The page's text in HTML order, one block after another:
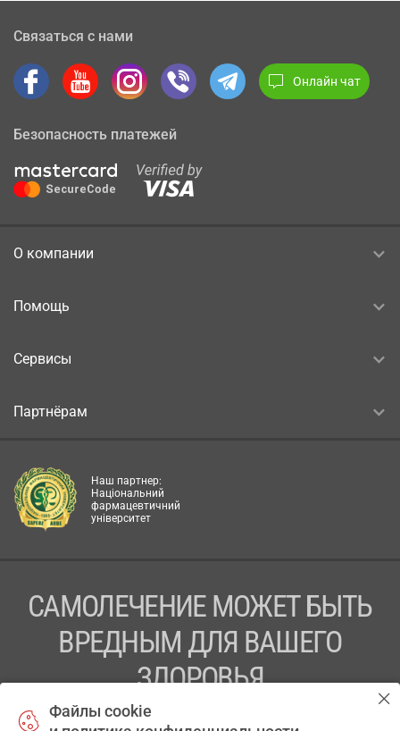
Связаться с нами
Онлайн чат
Безопасность платежей
О компании
Помощь
Сервисы
Партнёрам
Наш партнер:
Національний
фармацевтичний
університет
САМОЛЕЧЕНИЕ МОЖЕТ БЫТЬ
ВРЕДНЫМ ДЛЯ ВАШЕГО
ЗДОРОВЬЯ
ПЕРЕД ПРИМЕНЕНИЕМ ПРЕПАРАТА
Файлы cookie